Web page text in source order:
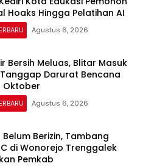
Hoaks Hingga Pelatihan AI
Agustus 6, 2026
Bersih Meluas, Blitar Masuk
Darurat Bencana
Oktober
Agustus 6, 2026
Belum Berizin, Tambang
di Wonorejo Trenggalek
Pemkab